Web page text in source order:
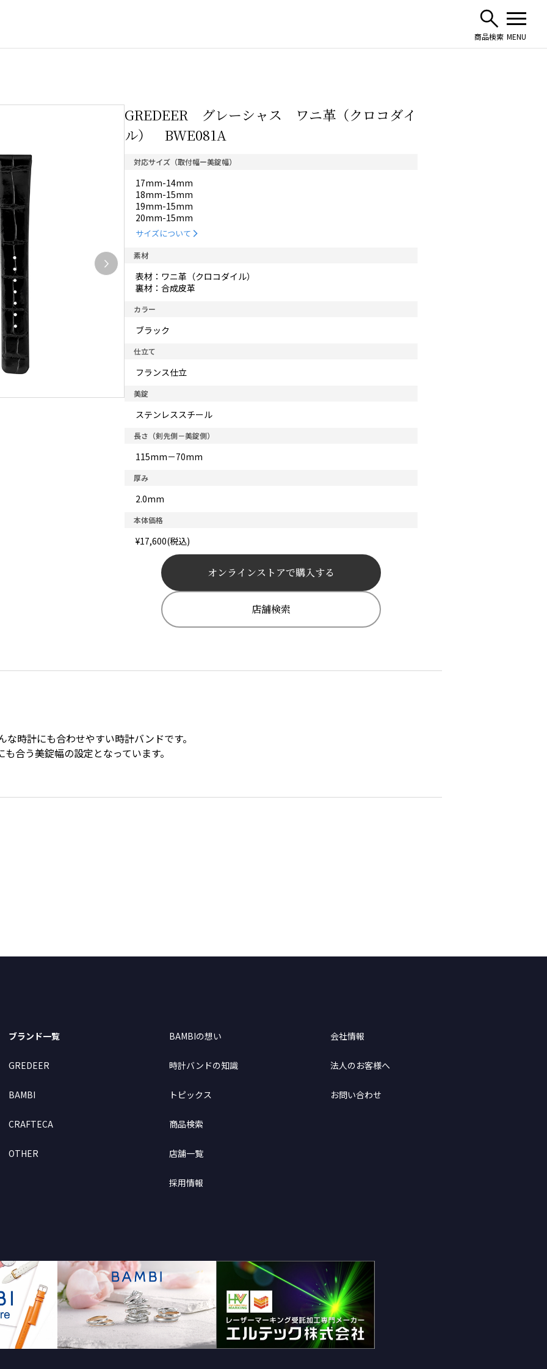
GREDEER グレーシャス ワニ革（クロコダイ
ル） BWE081A
対応サイズ（取付幅ー美錠幅）
17mm-14mm
18mm-15mm
19mm-15mm
20mm-15mm
サイズについて
素材
表材：ワニ革（クロコダイル）
裏材：合成皮革
カラー
ブラック
仕立て
フランス仕立
美錠
ステンレススチール
長さ（剣先側－美錠側）
115mm－70mm
厚み
2.0mm
本体価格
¥17,600(税込)
オンラインストアで購入する
店舗検索
時計にも合わせやすい時計バンドです。
合う美錠幅の設定となっています。
ブランド一覧
GREDEER
BAMBI
CRAFTECA
OTHER
BAMBIの想い
時計バンドの知識
トピックス
商品検索
店舗一覧
採用情報
会社情報
法人のお客様へ
お問い合わせ